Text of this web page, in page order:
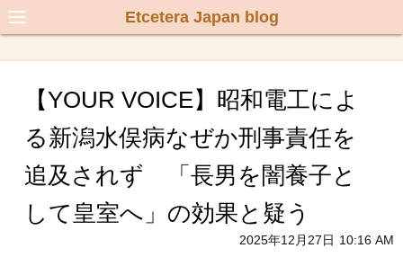
Etcetera Japan blog
【YOUR VOICE】昭和電工によ
る新潟水俣病なぜか刑事責任を
追及されず 「長男を闇養子と
して皇室へ」の効果と疑う
2025年12月27日 10:16 AM